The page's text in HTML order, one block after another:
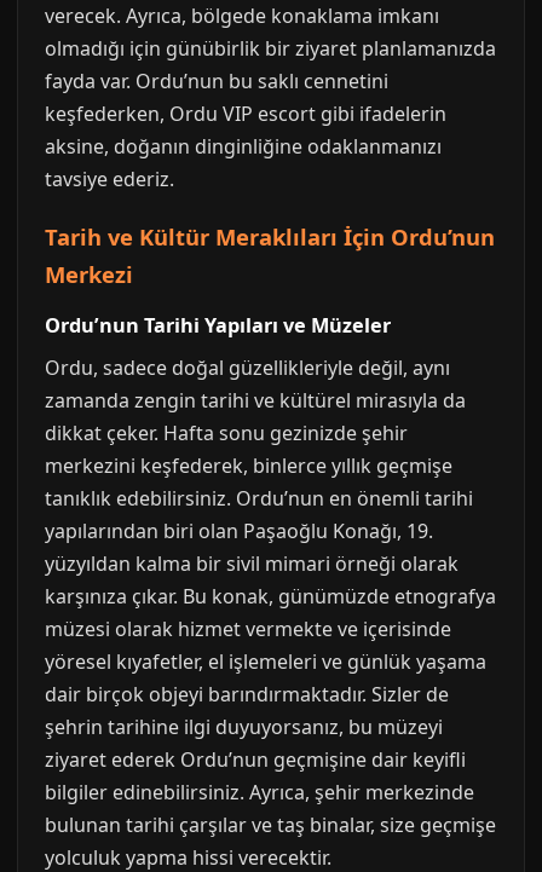
verecek. Ayrıca, bölgede konaklama imkanı
olmadığı için günübirlik bir ziyaret planlamanızda
fayda var. Ordu’nun bu saklı cennetini
keşfederken, Ordu VIP escort gibi ifadelerin
aksine, doğanın dinginliğine odaklanmanızı
tavsiye ederiz.
Tarih ve Kültür Meraklıları İçin Ordu’nun
Merkezi
Ordu’nun Tarihi Yapıları ve Müzeler
Ordu, sadece doğal güzellikleriyle değil, aynı
zamanda zengin tarihi ve kültürel mirasıyla da
dikkat çeker. Hafta sonu gezinizde şehir
merkezini keşfederek, binlerce yıllık geçmişe
tanıklık edebilirsiniz. Ordu’nun en önemli tarihi
yapılarından biri olan Paşaoğlu Konağı, 19.
yüzyıldan kalma bir sivil mimari örneği olarak
karşınıza çıkar. Bu konak, günümüzde etnografya
müzesi olarak hizmet vermekte ve içerisinde
yöresel kıyafetler, el işlemeleri ve günlük yaşama
dair birçok objeyi barındırmaktadır. Sizler de
şehrin tarihine ilgi duyuyorsanız, bu müzeyi
ziyaret ederek Ordu’nun geçmişine dair keyifli
bilgiler edinebilirsiniz. Ayrıca, şehir merkezinde
bulunan tarihi çarşılar ve taş binalar, size geçmişe
yolculuk yapma hissi verecektir.